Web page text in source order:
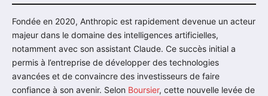
Fondée en 2020, Anthropic est rapidement devenue un acteur
majeur dans le domaine des intelligences artificielles,
notamment avec son assistant Claude. Ce succès initial a
permis à l’entreprise de développer des technologies
avancées et de convaincre des investisseurs de faire
confiance à son avenir. Selon Boursier, cette nouvelle levée de